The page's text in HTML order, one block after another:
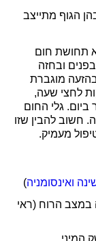
הגוף מתייצב
תחושת חום
ובחזה
מוגברת
לחצי שעה,
גלי החום
חשוב להבין שזו
מעמיק.
ואינסומניה)
במצב הרוח (ראי
המיני